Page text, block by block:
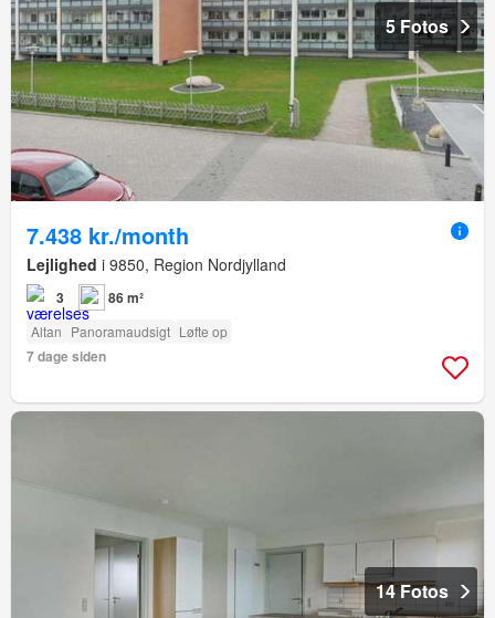
5 Fotos
7.438 kr./month
Lejlighed i 9850, Region Nordjylland
3 86 m²
Altan Panoramaudsigt Løfte op
7 dage siden
14 Fotos